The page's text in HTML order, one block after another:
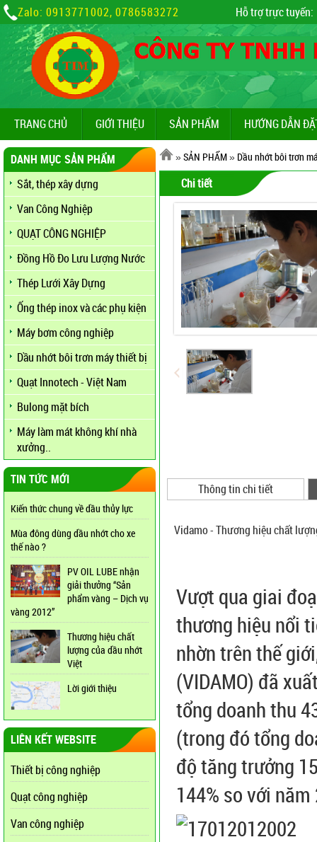
Zalo: 0913771002, 0786583272 Hỗ trợ trực tuyến:
TRANG CHỦ GIỚI THIỆU SẢN PHẨM HƯỚNG DẪN
DANH MỤC SẢN PHẨM
Sắt, thép xây dựng
Van Công Nghiệp
QUẠT CÔNG NGHIỆP
Đồng Hồ Đo Lưu Lượng Nước
Thép Lưới Xây Dựng
Ống thép inox và các phụ kiện
Máy bơm công nghiệp
Dầu nhớt bôi trơn máy thiết bị
Quạt Innotech - Việt Nam
Bulong mặt bích
Máy làm mát không khí nhà
xưởng..
TIN TỨC MỚI
Kiến thức chung về dầu thủy lực
Mùa đông dùng dầu nhớt cho xe
thế nào ?
PV OIL LUBE nhận
giải thưởng “Sản
phẩm vàng – Dịch vụ
vàng 2012”
Thương hiệu chất
lượng của dầu nhớt
Việt
Lời giới thiệu
LIÊN KẾT WEBSITE
Thiết bị công nghiệp
Quạt công nghiệp
Van công nghiệp
»SẢN PHẨM» Dầu nhớt bôi trơn
Chi tiết
Thông tin chi tiết
Vidamo - Thương hiệu chất
Vượt qua giai
thương hiệu nổi
nhờn trên thế
(VIDAMO) đã
tổng doanh thu
(trong đó tổng
độ tăng trưởng
144% so với